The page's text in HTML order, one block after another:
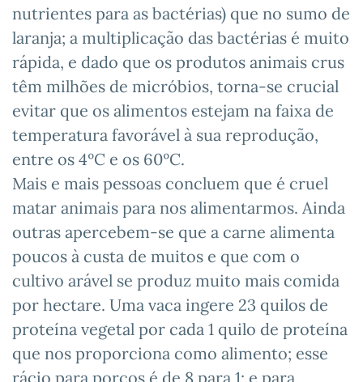
nutrientes para as bactérias) que no sumo de
laranja; a multiplicação das bactérias é muito
rápida, e dado que os produtos animais crus
têm milhões de micróbios, torna-se crucial
evitar que os alimentos estejam na faixa de
temperatura favorável à sua reprodução,
entre os 4ºC e os 60ºC.
Mais e mais pessoas concluem que é cruel
matar animais para nos alimentarmos. Ainda
outras apercebem-se que a carne alimenta
poucos à custa de muitos e que com o
cultivo arável se produz muito mais comida
por hectare. Uma vaca ingere 23 quilos de
proteína vegetal por cada 1 quilo de proteína
que nos proporciona como alimento; esse
rácio para porcos é de 8 para 1; e para